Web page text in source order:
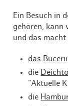
Ein Besuch in
gehören, kann
und das macht
das
die
"Aktuelle
die